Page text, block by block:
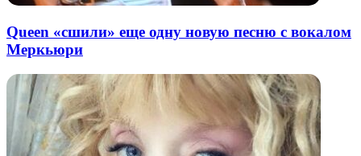
Queen «сшили» еще одну новую песню с вокалом
Меркьюри